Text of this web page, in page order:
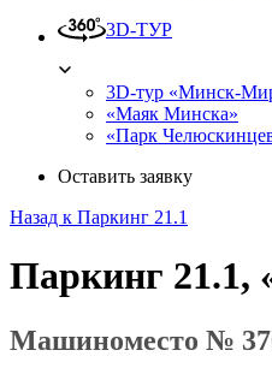
3D-ТУР
3D-тур «Минск-
«Маяк Минска»
«Парк
Оставить заявку
Назад к Паркинг 21.1
Паркинг
Машиноместо №